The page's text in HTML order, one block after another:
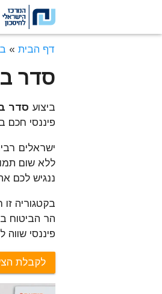
דלג לתוכן
דף הבית »
סדר
ביצוע סדר
פיננסי חכם
ישראלים
ללא שום
ננגיש לכם
בקטגוריה
הר הביטוח
פיננסי
לקבלת